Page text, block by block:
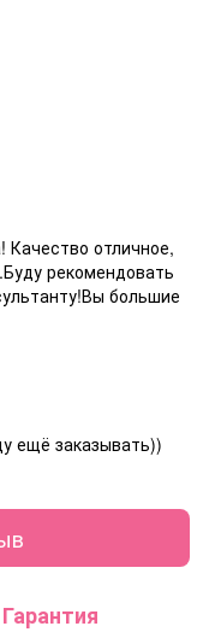
Качество отличное,
рекомендовать
большие
ещё заказывать))
Гарантия